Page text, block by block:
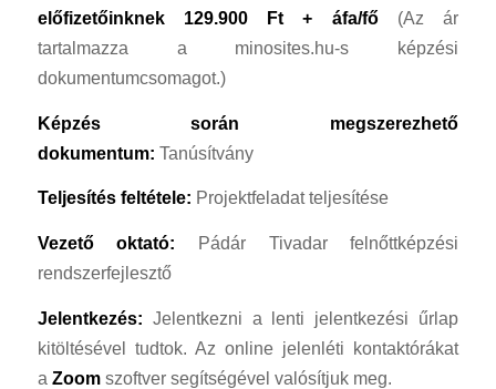
előfizetőinknek 129.900 Ft + áfa/fő(Az ár
tartalmazza a minosites.hu-s képzési
dokumentumcsomagot.)
Képzés során megszerezhető
dokumentum: Tanúsítvány
Teljesítés feltétele: Projektfeladat teljesítése
Vezető oktató: Pádár Tivadar felnőttképzési
rendszerfejlesztő
Jelentkezés: Jelentkezni a lenti jelentkezési űrlap
kitöltésével tudtok. Az online jelenléti kontaktórákat
a Zoomszoftver segítségével valósítjuk meg.